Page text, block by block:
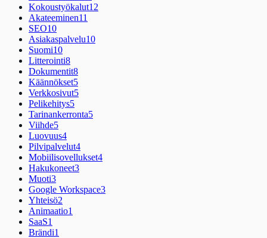
Kokoustyökalut12
Akateeminen11
SEO10
Asiakaspalvelu10
Suomi10
Litterointi8
Dokumentit8
Käännökset5
Verkkosivut5
Pelikehitys5
Tarinankerronta5
Viihde5
Luovuus4
Pilvipalvelut4
Mobiilisovellukset4
Hakukoneet3
Muoti3
Google Workspace3
Yhteisö2
Animaatio1
SaaS1
Brändi1